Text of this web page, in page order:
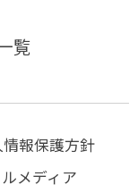
覧
報保護方針
メディア